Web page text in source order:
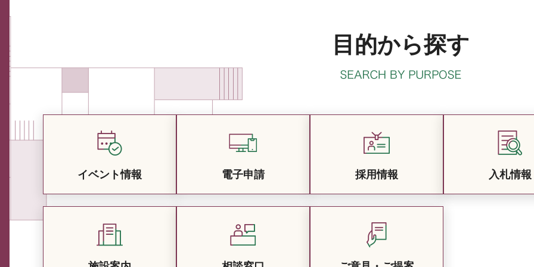
目的から探す
イベント情報 電子申請 採用情報 入札情報